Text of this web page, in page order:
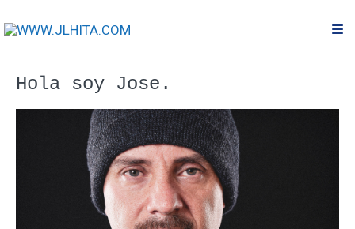
Hola soy Jose.